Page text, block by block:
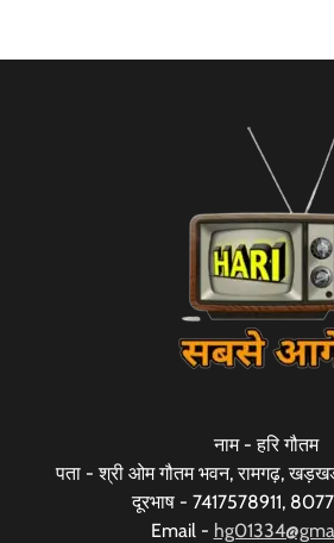
नाम - हरि गौतम
पता - श्री ओम गौतम भवन, रामगढ़,
दूरभाष - 7417578911,
Email -